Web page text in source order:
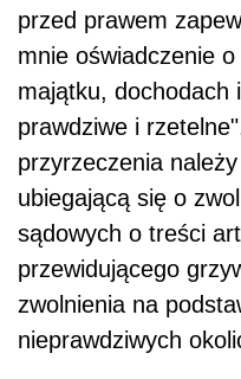
przed prawem
mnie oświadczenie
majątku, dochodach
prawdziwe i
przyrzeczenia
ubiegającą się o
sądowych o treści
przewidującego
zwolnienia na
nieprawdziwych